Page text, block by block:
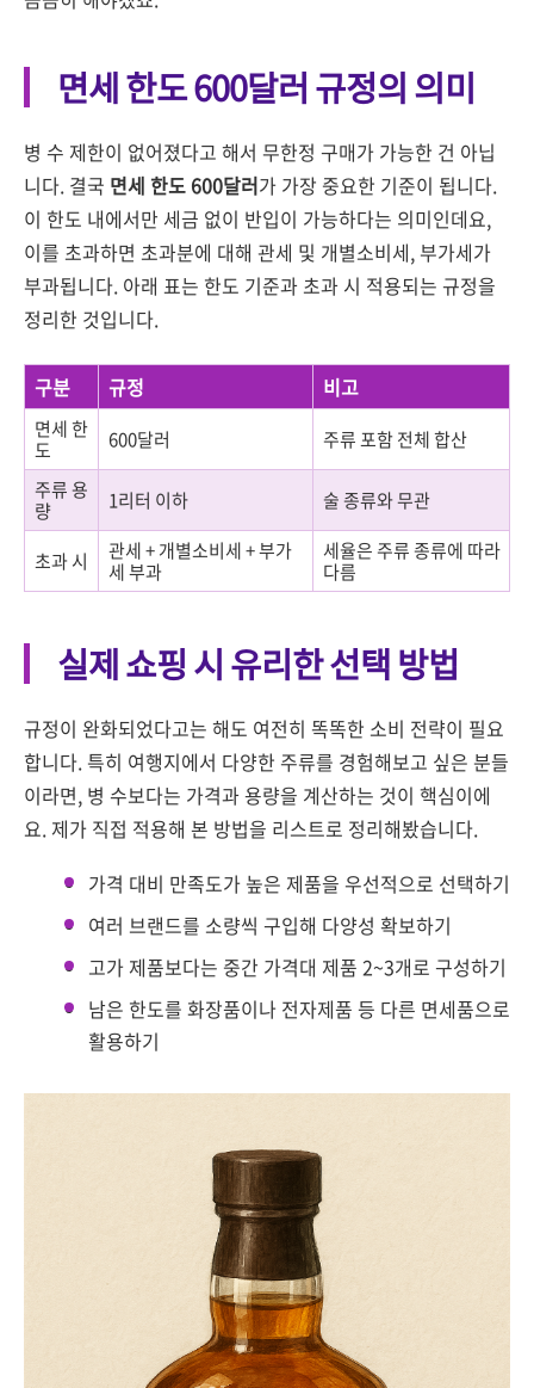
면세 한도 600달러 규정의 의미
병 수 제한이 없어졌다고 해서 무한정 구매가 가능한 건 아닙
니다. 결국 면세 한도 600달러가 가장 중요한 기준이 됩니다.
이 한도 내에서만 세금 없이 반입이 가능하다는 의미인데요,
이를 초과하면 초과분에 대해 관세 및 개별소비세, 부가세가
부과됩니다. 아래 표는 한도 기준과 초과 시 적용되는 규정을
정리한 것입니다.
구분 규정 비고
면세 한
도
600달러
주류 포함 전체 합산
주류 용
량
1리터 이하 술 종류와 무관
초과 시
관세 + 개별소비세 + 부가
세 부과
세율은 주류 종류에 따라
다름
실제 쇼핑 시 유리한 선택 방법
규정이 완화되었다고는 해도 여전히 똑똑한 소비 전략이 필요
합니다. 특히 여행지에서 다양한 주류를 경험해보고 싶은 분들
이라면, 병 수보다는 가격과 용량을 계산하는 것이 핵심이에
요. 제가 직접 적용해 본 방법을 리스트로 정리해봤습니다.
가격 대비 만족도가 높은 제품을 우선적으로 선택하기
여러 브랜드를 소량씩 구입해 다양성 확보하기
고가 제품보다는 중간 가격대 제품 2~3개로 구성하기
남은 한도를 화장품이나 전자제품 등 다른 면세품으로
활용하기